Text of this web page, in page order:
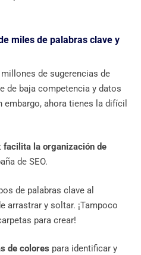
miles de palabras clave y
de sugerencias de
de baja competencia y datos
embargo, ahora tienes la difícil
facilita la organización de
de SEO.
de palabras clave al
arrastrar y soltar. ¡Tampoco
para crear!
de colores para identificar y